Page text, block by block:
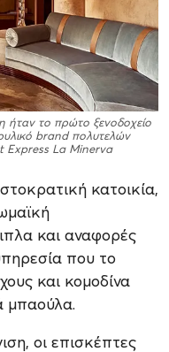
το πρώτο ξενοδοχείο
brand πολυτελών
Express La Minerva
κατοικία,
και αναφορές
που το
και κομοδίνα
μπαούλα.
οι επισκέπτες